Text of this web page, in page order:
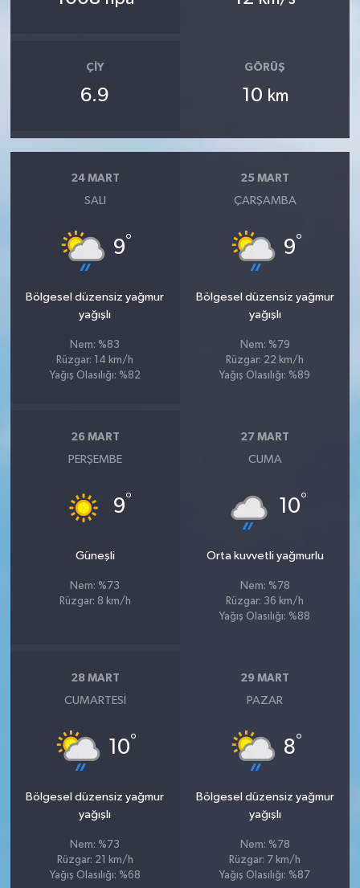
ÇIY
6.9
GÖRÜŞ
10 km
24 MART
SALI
9°
Bölgesel düzensiz yağmur
yağışlı
Nem: %83
Rüzgar: 14 km/h
Yağış Olasılığı: %82
25 MART
ÇARŞAMBA
9°
Bölgesel düzensiz yağmur
yağışlı
Nem: %79
Rüzgar: 22 km/h
Yağış Olasılığı: %89
26 MART
PERŞEMBE
9°
Güneşli
Nem: %73
Rüzgar: 8 km/h
27 MART
CUMA
10°
Orta kuvvetli yağmurlu
Nem: %78
Rüzgar: 36 km/h
Yağış Olasılığı: %88
28 MART
CUMARTESI
10°
Bölgesel düzensiz yağmur
yağışlı
Nem: %73
Rüzgar: 21 km/h
Yağış Olasılığı: %68
29 MART
PAZAR
8°
Bölgesel düzensiz yağmur
yağışlı
Nem: %78
Rüzgar: 7 km/h
Yağış Olasılığı: %87